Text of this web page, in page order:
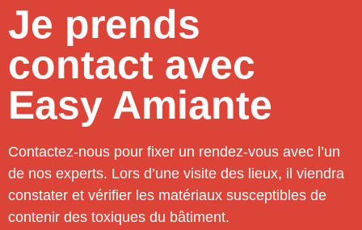
Je prends
contact avec
Easy Amiante
Contactez-nous pour fixer un rendez-vous avec l’un
de nos experts. Lors d’une visite des lieux, il viendra
constater et vérifier les matériaux susceptibles de
contenir des toxiques du bâtiment.